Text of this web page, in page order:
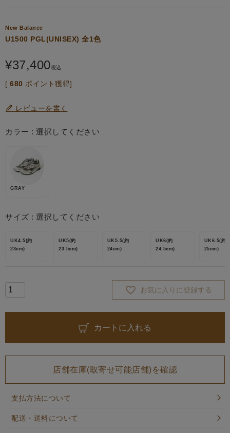
New Balance
U1500 PGL(UNISEX) 全1色
¥37,400税込
[ 680 ポイント獲得]
レビューを書く
カラー 選択してください
GRAY
サイズ 選択してください
UK4.5(約
23cm)
UK5(約
23.5cm)
UK5.5(約
24cm)
UK6(約
24.5cm)
UK6.5(約
25cm)
お気に入りに登録する
カートに入れる
店舗在庫(取寄せ可能店舗)を確認
支払方法について
配送・送料について